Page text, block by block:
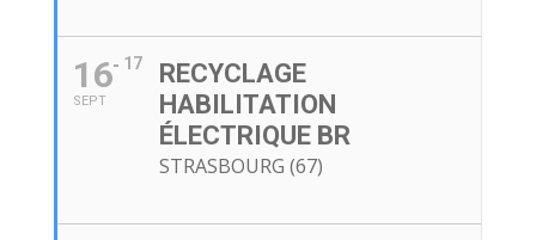
16
SEPT
17
RECYCLAGE
HABILITATION
ÉLECTRIQUE BR
STRASBOURG (67)